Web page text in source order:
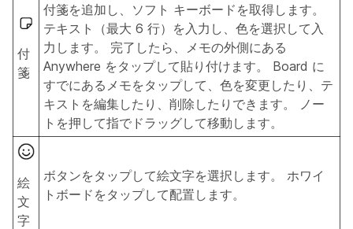
付
箋
付箋を追加し、ソフト キーボードを取得します。
テキスト（最大 6 行）を入力し、色を選択して入
力します。 完了したら、メモの外側にある
Anywhere をタップして貼り付けます。 Board に
すでにあるメモをタップして、色を変更したり、テ
キストを編集したり、削除したりできます。 ノー
トを押して指でドラッグして移動します。
絵
文
字
ボタンをタップして絵文字を選択します。 ホワイ
トボードをタップして配置します。